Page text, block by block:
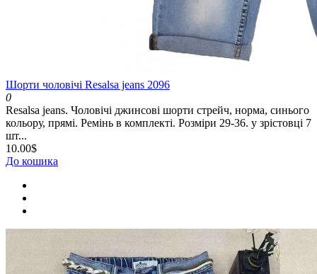
Шорти чоловічі Resalsa jeans 2096
0
Resalsa jeans. Чоловічі джинсові шорти стрейч, норма, синього
кольору, прямі. Ремінь в комплекті. Розміри 29-36. у зрістовці 7
шт...
10.00$
До кошика